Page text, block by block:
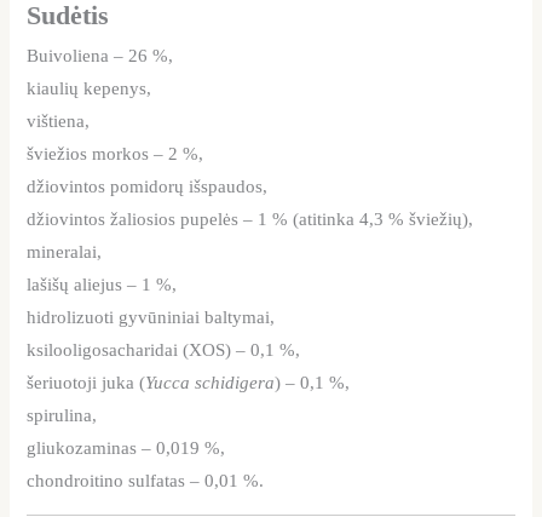
Sudėtis
Buivoliena – 26 %,
kiaulių kepenys,
vištiena,
šviežios morkos – 2 %,
džiovintos pomidorų išspaudos,
džiovintos žaliosios pupelės – 1 % (atitinka 4,3 % šviežių),
mineralai,
lašišų aliejus – 1 %,
hidrolizuoti gyvūniniai baltymai,
ksilooligosacharidai (XOS) – 0,1 %,
šeriuotoji juka (Yucca schidigera) – 0,1 %,
spirulina,
gliukozaminas – 0,019 %,
chondroitino sulfatas – 0,01 %.